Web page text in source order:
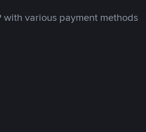
with various payment methods